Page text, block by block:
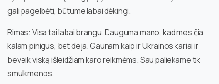
gali pagelbėti, būtume labai dėkingi.
Rimas: Visa tai labai brangu. Dauguma mano, kad mes čia
kalam pinigus, bet deja. Gaunam kaip ir Ukrainos kariai ir
beveik viską išleidžiam karo reikmėms. Sau paliekame tik
smulkmenos.